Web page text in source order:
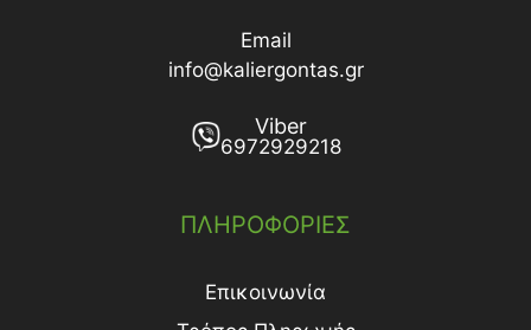
Email
info@kaliergontas.gr
Viber
6972929218
ΠΛΗΡΟΦΟΡΙΕΣ
Επικοινωνία